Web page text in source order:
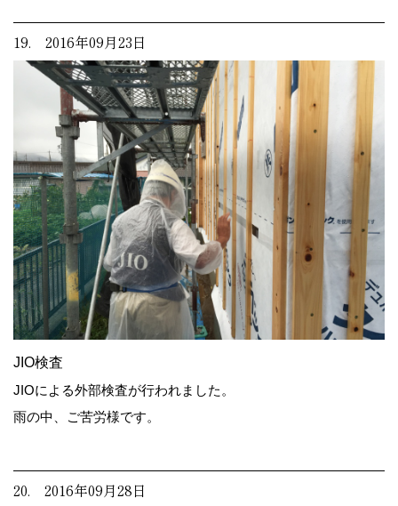
19. 2016年09月23日
JIO検査
JIOによる外部検査が行われました。
雨の中、ご苦労様です。
20. 2016年09月28日